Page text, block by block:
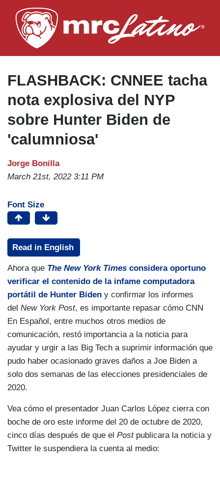
to
main
​FLASHBACK: CNNEE tacha
nota explosiva del NYP
sobre Hunter Biden de
'calumniosa'
Jorge Bonilla
March 21st, 2022 3:11 PM
Font Size
Read in English
Ahora que The New York Times considera oportuno
verificar el contenido de la infame computadora
portátil de Hunter Biden y confirmar los informes
del New York Post, es importante repasar cómo CNN
En Español, entre muchos otros medios de
comunicación, restó importancia a la noticia para
ayudar y urgir a las Big Tech a suprimir información que
pudo haber ocasionado graves daños a Joe Biden a
solo dos semanas de las elecciones presidenciales de
2020.
Vea cómo el presentador Juan Carlos López cierra con
boche de oro este informe del 20 de octubre de 2020,
cinco días después de que el Post publicara la noticia y
Twitter le suspendiera la cuenta al medio: